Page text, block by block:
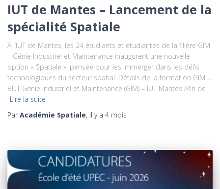
IUT de Mantes – Lancement de la
spécialité Spatiale
À l’IUT de Mantes, les 24 étudiants et étudiantes de la filière GIM
– Génie Industriel et Maintenance inaugurent une nouvelle
option « Spatiale », pensée pour les immerger dans les défis
technologiques du secteur spatial. Détails de la formation GIM→
BUT Génie Industriel et Maintenance (GIM) – IUT Mantes Afin de
Lire la suite
Par Académie Spatiale, il y a 4 mois